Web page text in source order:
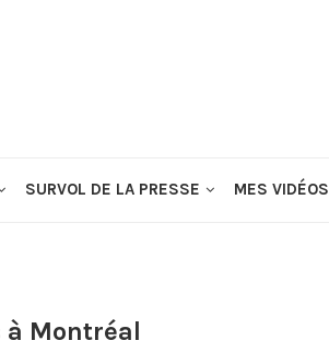
SURVOL DE LA PRESSE MES VIDÉOS
Montréal